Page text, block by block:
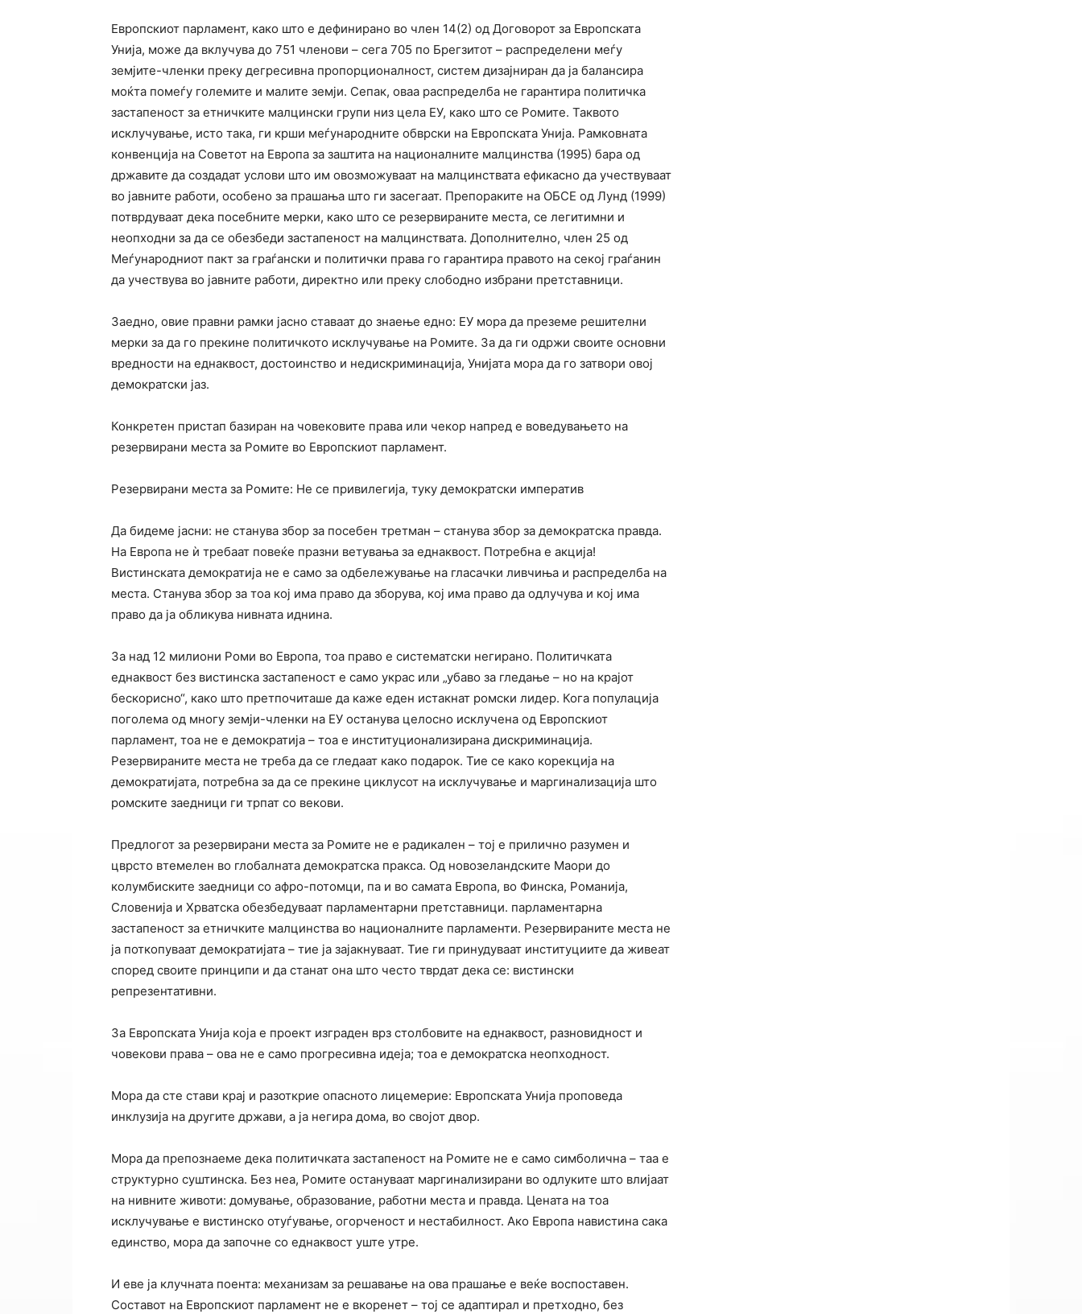
Европскиот парламент, како што е дефинирано во член 14(2) од Договорот за Европската
Унија, може да вклучува до 751 членови – сега 705 по Брегзитот – распределени меѓу
земјите-членки преку дегресивна пропорционалност, систем дизајниран да ја балансира
моќта помеѓу големите и малите земји. Сепак, оваа распределба не гарантира политичка
застапеност за етничките малцински групи низ цела ЕУ, како што се Ромите. Таквото
исклучување, исто така, ги крши меѓународните обврски на Европската Унија. Рамковната
конвенција на Советот на Европа за заштита на националните малцинства (1995) бара од
државите да создадат услови што им овозможуваат на малцинствата ефикасно да учествуваат
во јавните работи, особено за прашања што ги засегаат. Препораките на ОБСЕ од Лунд (1999)
потврдуваат дека посебните мерки, како што се резервираните места, се легитимни и
неопходни за да се обезбеди застапеност на малцинствата. Дополнително, член 25 од
Меѓународниот пакт за граѓански и политички права го гарантира правото на секој граѓанин
да учествува во јавните работи, директно или преку слободно избрани претставници.
Заедно, овие правни рамки јасно ставаат до знаење едно: ЕУ мора да преземе решителни
мерки за да го прекине политичкото исклучување на Ромите. За да ги одржи своите основни
вредности на еднаквост, достоинство и недискриминација, Унијата мора да го затвори овој
демократски јаз.
Конкретен пристап базиран на човековите права или чекор напред е воведувањето на
резервирани места за Ромите во Европскиот парламент.
Резервирани места за Ромите: Не се привилегија, туку демократски императив
Да бидеме јасни: не станува збор за посебен третман – станува збор за демократска правда.
На Европа не ѝ требаат повеќе празни ветувања за еднаквост. Потребна е акција!
Вистинската демократија не е само за одбележување на гласачки ливчиња и распределба на
места. Станува збор за тоа кој има право да зборува, кој има право да одлучува и кој има
право да ја обликува нивната иднина.
За над 12 милиони Роми во Европа, тоа право е систематски негирано. Политичката
еднаквост без вистинска застапеност е само украс или „убаво за гледање – но на крајот
бескорисно“, како што претпочиташе да каже еден истакнат ромски лидер. Кога популација
поголема од многу земји-членки на ЕУ останува целосно исклучена од Европскиот
парламент, тоа не е демократија – тоа е институционализирана дискриминација.
Резервираните места не треба да се гледаат како подарок. Тие се како корекција на
демократијата, потребна за да се прекине циклусот на исклучување и маргинализација што
ромските заедници ги трпат со векови.
Предлогот за резервирани места за Ромите не е радикален – тој е прилично разумен и
цврсто втемелен во глобалната демократска пракса. Од новозеландските Маори до
колумбиските заедници со афро-потомци, па и во самата Европа, во Финска, Романија,
Словенија и Хрватска обезбедуваат парламентарни претставници. парламентарна
застапеност за етничките малцинства во националните парламенти. Резервираните места не
ја поткопуваат демократијата – тие ја зајакнуваат. Тие ги принудуваат институциите да живеат
според своите принципи и да станат она што често тврдат дека се: вистински
репрезентативни.
За Европската Унија која е проект изграден врз столбовите на еднаквост, разновидност и
човекови права – ова не е само прогресивна идеја; тоа е демократска неопходност.
Мора да сте стави крај и разоткрие опасното лицемерие: Европската Унија проповеда
инклузија на другите држави, а ја негира дома, во својот двор.
Мора да препознаеме дека политичката застапеност на Ромите не е само симболична – таа е
структурно суштинска. Без неа, Ромите остануваат маргинализирани во одлуките што влијаат
на нивните животи: домување, образование, работни места и правда. Цената на тоа
исклучување е вистинско отуѓување, огорченост и нестабилност. Ако Европа навистина сака
единство, мора да започне со еднаквост уште утре.
И еве ја клучната поента: механизам за решавање на ова прашање е веќе воспоставен.
Составот на Европскиот парламент не е вкоренет – тој се адаптирал и претходно, без